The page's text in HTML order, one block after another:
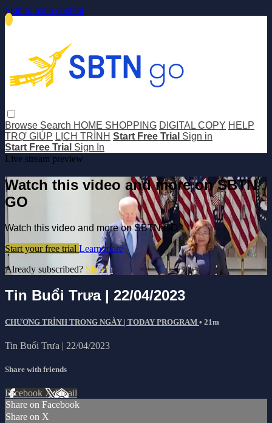
Skip to main content
Browse Search HOME SHOPPING DIGITAL COPY HELP
TRỢ GIÚP LỊCH TRÌNH Start Free Trial Sign in
Start Free Trial Sign In
Live stream preview
Watch this video and more on SBTN
GO
Watch this video and more on SBTN GO
Start your free trial Learn more
Already subscribed? Sign in
Tin Buổi Trưa | 22/04/2023
CHƯƠNG TRÌNH TRONG NGÀY | TODAY PROGRAM • 21m
Tin Buổi Trưa | 22/04/2023
Share with friends
Facebook XEmail
Share on Facebook
Share on X